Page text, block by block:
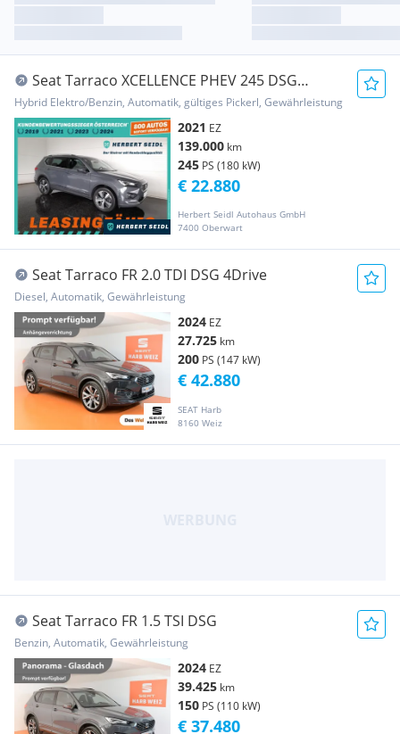
Seat Tarraco XCELLENCE PHEV 245 DSG
*VOLL-LED / 19 Z...
Hybrid Elektro/Benzin, Automatik, gültiges Pickerl, Gewährleistung
2021 EZ
139.000 km
245 PS (180 kW)
Herbert Seidl Autohaus GmbH
7400 Oberwart
€ 22.880
Seat Tarraco FR 2.0 TDI DSG 4Drive
Diesel, Automatik, Gewährleistung
2024 EZ
27.725 km
200 PS (147 kW)
SEAT Harb
8160 Weiz
€ 42.880
Seat Tarraco FR 1.5 TSI DSG
Benzin, Automatik, Gewährleistung
2024 EZ
39.425 km
150 PS (110 kW)
€ 37.480